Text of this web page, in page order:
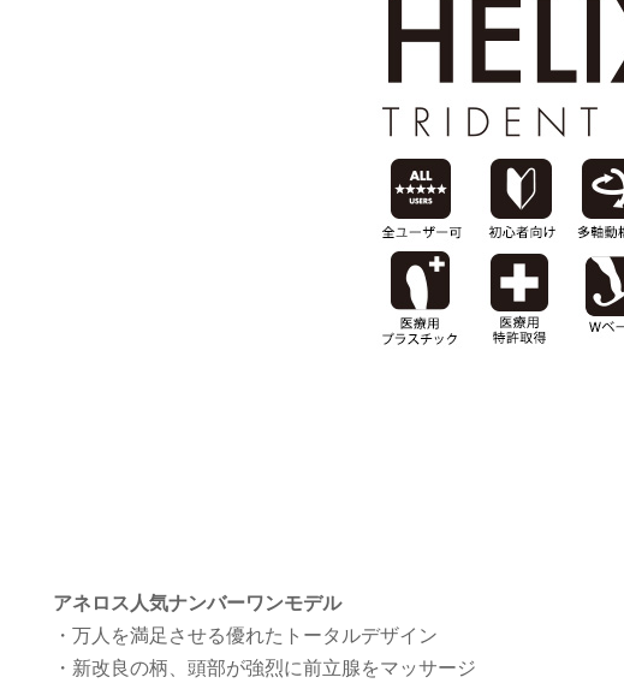
アネロス人気ナンバーワンモデル
・万人を満足させる優れたトータルデザイン
・新改良の柄、頭部が強烈に前立腺をマッサージ